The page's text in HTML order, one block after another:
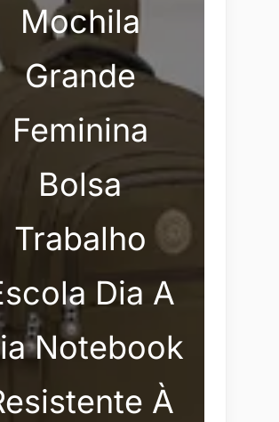
Mochila
Grande
Feminina
Bolsa
Trabalho
Dia A
Notebook
À